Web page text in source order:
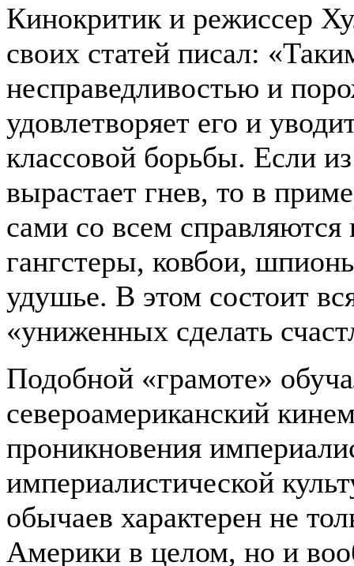
Кинокритик и режиссер
своих статей писал:
несправедливостью и
удовлетворяет его и
классовой борьбы. Если
вырастает гнев, то в
сами со всем справляются
гангстеры, ковбои,
удушье. В этом состоит
«униженных сделать
Подобной «грамоте»
североамериканский
проникновения
империалистической
обычаев характерен не
Америки в целом, но и